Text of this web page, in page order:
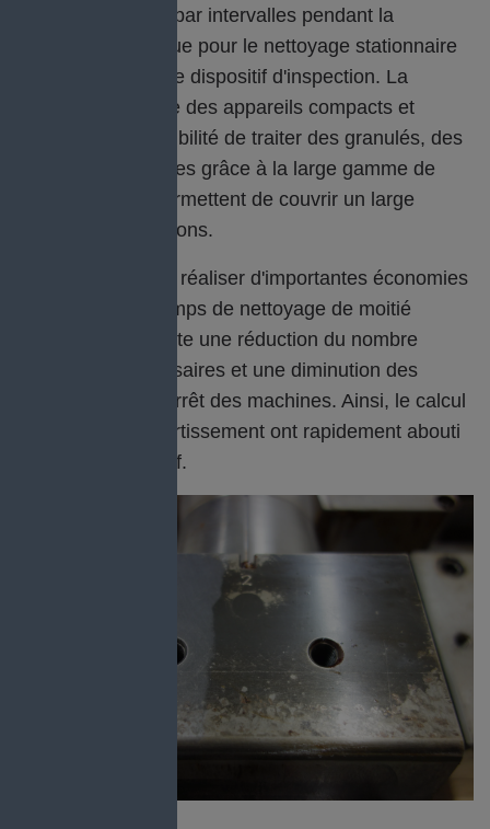
pour le nettoyage par intervalles pendant la
production ainsi que pour le nettoyage stationnaire
sur l'établi ou sur le dispositif d'inspection. La
manipulation aisée des appareils compacts et
mobiles et la possibilité de traiter des granulés, des
blocs ou des pépites grâce à la large gamme de
buses Cold Jet permettent de couvrir un large
éventail d'applications.
Geberit permet de réaliser d'importantes économies
et de réduire le temps de nettoyage de moitié
environ. Il en résulte une réduction du nombre
d'employés nécessaires et une diminution des
coûteux temps d'arrêt des machines. Ainsi, le calcul
des coûts et l'amortissement ont rapidement abouti
à un résultat positif.